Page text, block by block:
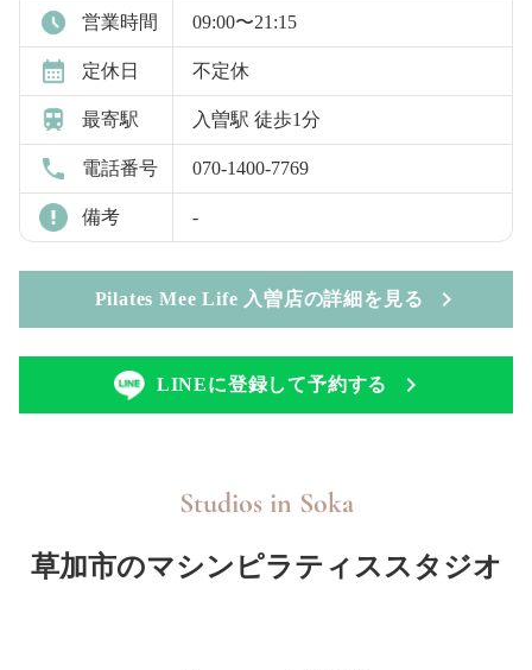
営業時間 09:00〜21:15
定休日 不定休
最寄駅 入曽駅 徒歩1分
電話番号 070-1400-7769
備考 -
Pilates Mee Life 入曽店の詳細を見る
LINEに登録して予約する
Studios in Soka
草加市のマシンピラティススタジオ